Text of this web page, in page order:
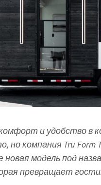
и удобство в
но компания Tru
новая модель под
превращает